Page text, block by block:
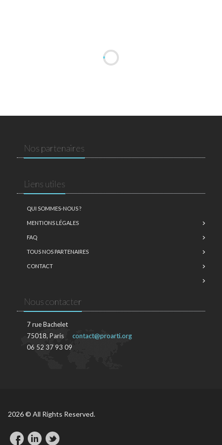
Nos partenaires
Liens utiles
QUI SOMMES-NOUS ?
MENTIONS LÉGALES
FAQ
TOUS NOS PARTENAIRES
CONTACT
Nous contacter
7 rue Bachelet
75018, Paris
06 52 37 93 09
contact@proarti.org
2026 © All Rights Reserved.